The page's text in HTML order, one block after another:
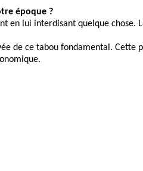
époque ?
lui interdisant quelque chose.
de ce tabou fondamental.